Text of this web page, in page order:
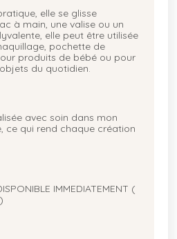
elle se glisse
à main, une valise ou un
elle peut être utilisée
pochette de
produits de bébé ou pour
du quotidien.
avec soin dans mon
ce qui rend chaque création
IMMEDIATEMENT (